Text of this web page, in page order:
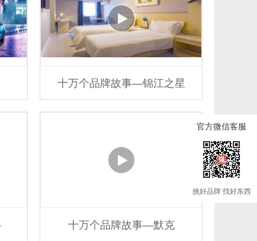
十万个品牌故事—锦江之星
十万个品牌故事—默克
官方微信客服
挑好品牌 找好东西